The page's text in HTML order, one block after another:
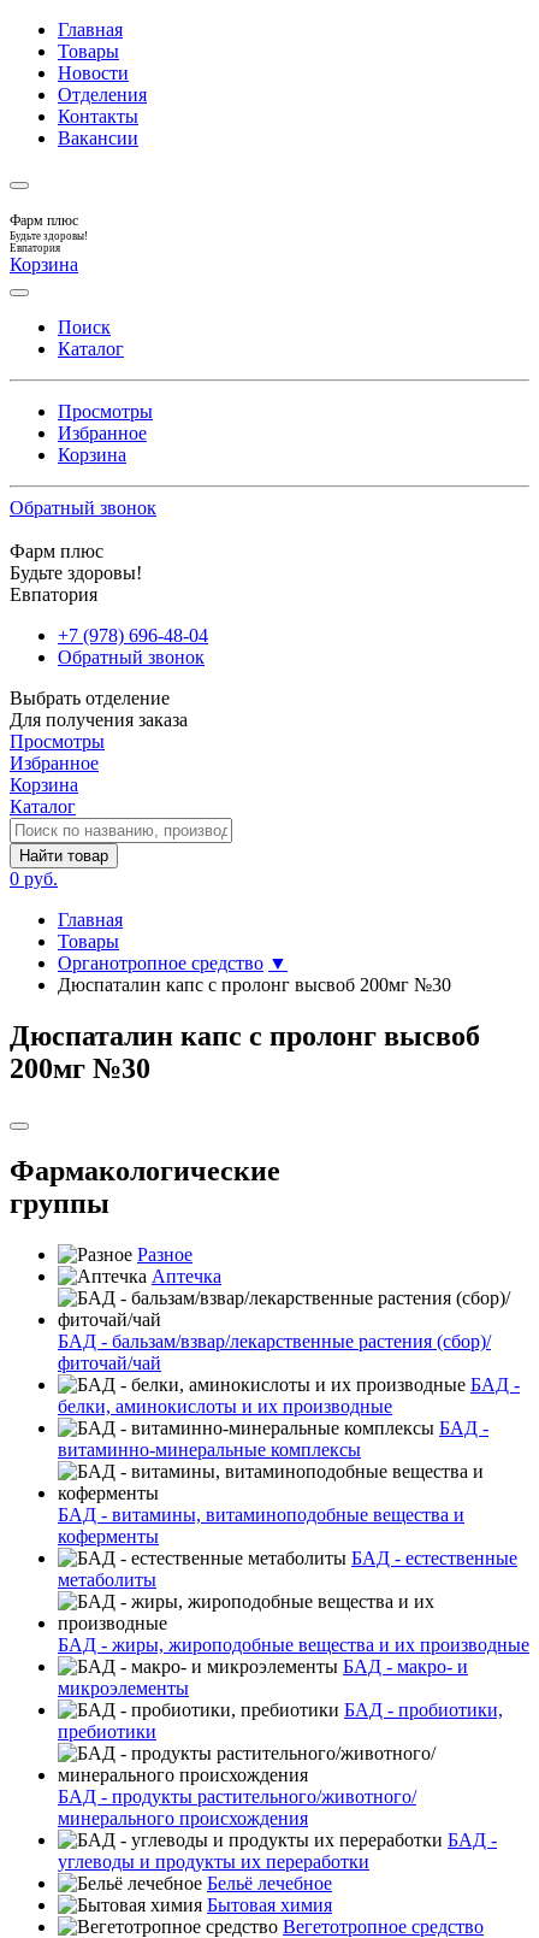
Главная
Товары
Новости
Отделения
Контакты
Вакансии
Фарм плюс
Будьте здоровы!
Евпатория
Корзина
Поиск
Каталог
Просмотры
Избранное
Корзина
Обратный звонок
Фарм плюс
Будьте здоровы!
Евпатория
+7 (978) 696-48-04
Обратный звонок
Выбрать отделение
Для получения заказа
Просмотры
Избранное
Корзина
Каталог
Найти товар
0 руб.
Главная
Товары
Органотропное средство ▼
Дюспаталин капс с пролонг высвоб 200мг №30
Дюспаталин капс с пролонг высвоб
200мг №30
Фармакологические
группы
Разное
Аптечка
БАД - бальзам/взвар/лекарственные растения (сбор)/
фиточай/чай
БАД -
белки, аминокислоты и их производные
БАД -
витаминно-минеральные комплексы
БАД - витамины, витаминоподобные вещества и
коферменты
БАД - естественные
метаболиты
БАД - жиры, жироподобные вещества и их производные
БАД - макро- и
микроэлементы
БАД - пробиотики,
пребиотики
БАД - продукты растительного/животного/
минерального происхождения
БАД -
углеводы и продукты их переработки
Бельё лечебное
Бытовая химия
Вегетотропное средство